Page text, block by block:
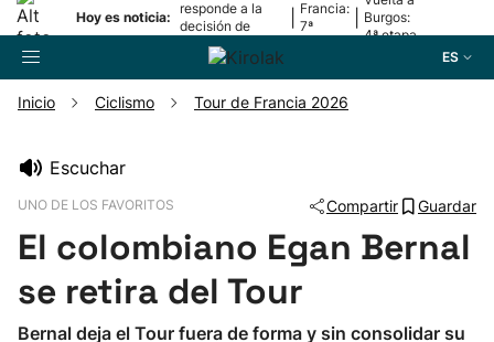
Hoy es noticia:
responde a la
decisión de
Oriamendi
Francia:
7ª
Burgos:
4ª etapa
ES
Pelota
Inicio Ciclismo Tour de Francia 2026
Escuchar
UNO DE LOS FAVORITOS Compartir Guardar
El colombiano Egan Bernal
se retira del Tour
Bernal deja el Tour fuera de forma y sin consolidar su